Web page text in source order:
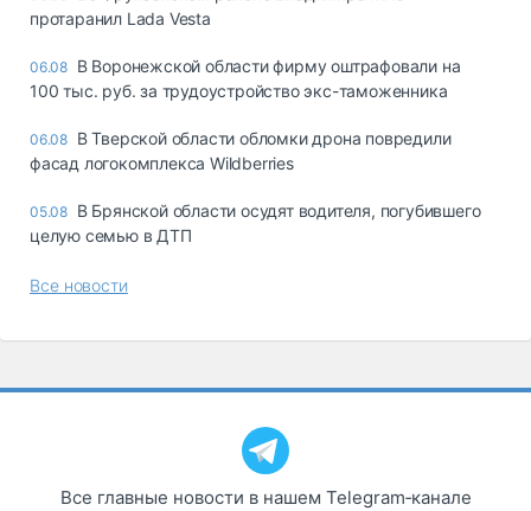
протаранил Lada Vesta
06.08 В Воронежской области фирму оштрафовали на
100 тыс. руб. за трудоустройство экс-таможенника
06.08 В Тверской области обломки дрона повредили
фасад логокомплекса Wildberries
05.08 В Брянской области осудят водителя, погубившего
целую семью в ДТП
Все новости
Все главные новости в нашем Telegram‑канале